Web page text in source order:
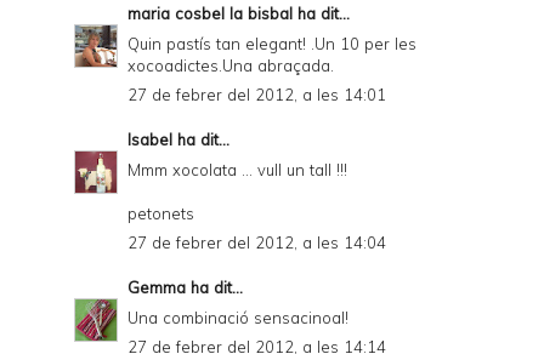
maria cosbel la bisbal ha dit...
Quin pastís tan elegant! .Un 10 per les
xocoadictes.Una abraçada.
27 de febrer del 2012, a les 14:01
Isabel ha dit...
Mmm xocolata ... vull un tall !!!
petonets
27 de febrer del 2012, a les 14:04
Gemma ha dit...
Una combinació sensacinoal!
27 de febrer del 2012, a les 14:14